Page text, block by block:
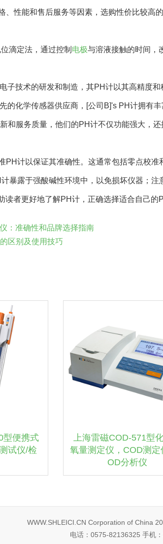
、性能和售后服务等因素，选购性价比较高的
滴定法，通过控制 电极与溶液接触的时间，
子技术的研发和制造，其PH计以其高精度和
的化学传感器供应商，[公司B]'s PH计拥有
和服务质量，他们的PH计不仅功能强大，还
PH计以保证其准确性。这通常包括零点校准
暴露于强酸碱性环境中，以免损坏仪器；注
读者更好地了解PH计，正确选择适合自己的
：准确性和品牌选择指南
区别及使用技巧
型便携式
试仪/检
上海雷磁COD-571型
氧量测定仪，COD测定
OD分析仪
WWW.SHLEICI.CN Corporation of China
电话：0575-82136325 手机